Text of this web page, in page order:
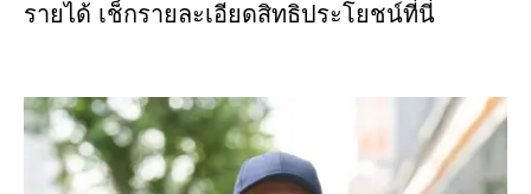
รายได้ เช็กรายละเอียดสิทธิประโยชน์ที่นี่